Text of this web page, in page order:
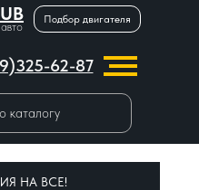
Подбор двигателя
62-87
каталогу
НА ВСЕ!